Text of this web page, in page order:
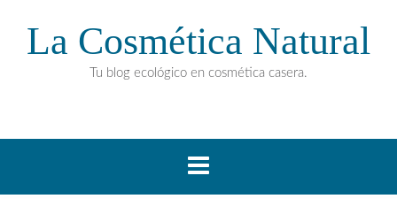
La Cosmética Natural
Tu blog ecológico en cosmética casera.